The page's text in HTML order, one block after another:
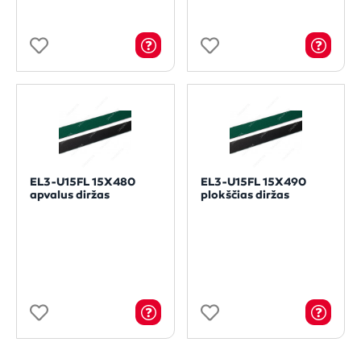
EL3-U15FL 15X480
apvalus diržas
EL3-U15FL 15X490
plokščias diržas